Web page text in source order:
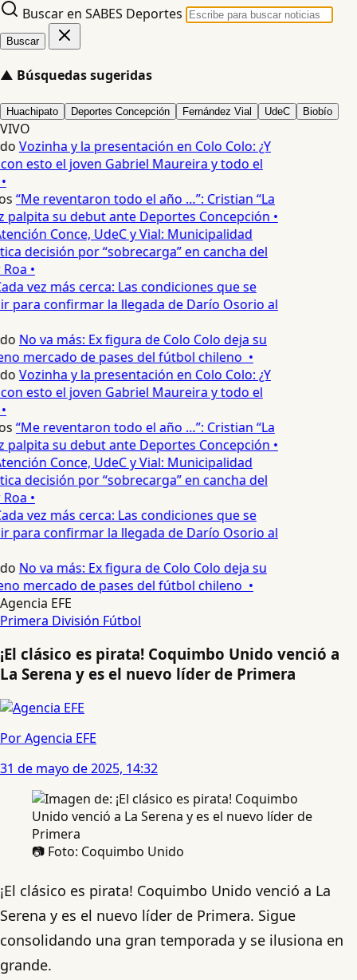
Buscar en SABES Deportes
Buscar
▲ Búsquedas sugeridas
Huachipato Deportes Concepción Fernández Vial UdeC Biobío
VIVO
Vozinha y la presentación en Colo Colo: ¿Y
esto el joven Gabriel Maureira y todo el
“Me reventaron todo el año …”: Cristian “La
palpita su debut ante Deportes Concepción •
Conce, UdeC y Vial: Municipalidad
decisión por “sobrecarga” en cancha del
•
vez más cerca: Las condiciones que se
para confirmar la llegada de Darío Osorio al
No va más: Ex figura de Colo Colo deja su
mercado de pases del fútbol chileno •
Vozinha y la presentación en Colo Colo: ¿Y
esto el joven Gabriel Maureira y todo el
“Me reventaron todo el año …”: Cristian “La
palpita su debut ante Deportes Concepción •
Conce, UdeC y Vial: Municipalidad
decisión por “sobrecarga” en cancha del
•
vez más cerca: Las condiciones que se
para confirmar la llegada de Darío Osorio al
No va más: Ex figura de Colo Colo deja su
mercado de pases del fútbol chileno •
Agencia EFE
Primera División Fútbol
¡El clásico es pirata! Coquimbo Unido venció a
La Serena y es el nuevo líder de Primera
Por Agencia EFE
31 de mayo de 2025, 14:32
📷 Foto: Coquimbo Unido
¡El clásico es pirata! Coquimbo Unido venció a La
Serena y es el nuevo líder de Primera. Sigue
consolidando una gran temporada y se ilusiona en
grande.